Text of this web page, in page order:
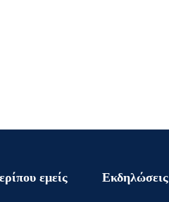
εμείς Εκδηλώσεις